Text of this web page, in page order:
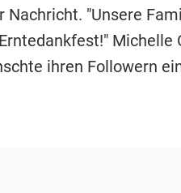
"Unsere
Michelle
ihren Followern